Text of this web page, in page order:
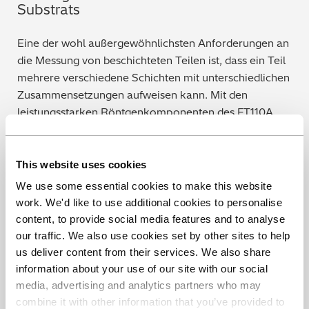
This website uses cookies
We use some essential cookies to make this website
work. We'd like to use additional cookies to personalise
content, to provide social media features and to analyse
our traffic. We also use cookies set by other sites to help
us deliver content from their services. We also share
information about your use of our site with our social
media, advertising and analytics partners who may
combine it with other information that you’ve provided to
Substrats
Eine der wohl außergewöhnlichsten Anforderungen an
die Messung von beschichteten Teilen ist, dass ein Teil
mehrere verschiedene Schichten mit unterschiedlichen
Zusammensetzungen aufweisen kann. Mit den
leistungsstarken Röntgenkomponenten des FT110A
Zusammensetzung des Substrats überprüfen. Dies ist
für die Analyse von fertigen Produkten von
unschätzbarem Wert und kann Ihnen helfen, Probleme
zu identifizieren, auch wenn diese tief unter der
Oberflächenschicht verborgen sind.
Das FT110A erfüllt die Anforderungen an die
Messmethode der folgenden Normen: ISO 3497,
ASTM B568 und DIN 50987. Und dank der Fähigkeit,